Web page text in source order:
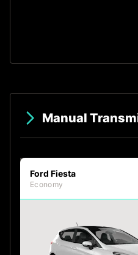
Manual
Ford Fiesta
Economy